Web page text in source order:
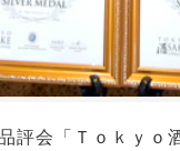
評会「Ｔｏｋｙｏ